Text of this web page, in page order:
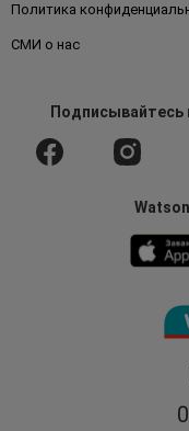
Политика
СМИ о нас
Подписывайтесь